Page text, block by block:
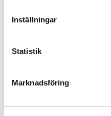
Inställningar
Statistik
Marknadsföring